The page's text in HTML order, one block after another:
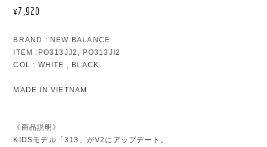
¥7,920
BRAND : NEW BALANCE
ITEM :PO313JJ2, PO313JI2
COL : WHITE , BLACK
MADE IN VIETNAM
《商品説明》
KIDSモデル「313」がV2にアップデート。